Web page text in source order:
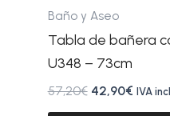
Baño y Aseo
Tabla de bañera
U348 – 73cm
57,20€ 42,90€ IVA